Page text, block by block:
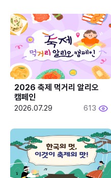
2026 축제 먹거리 알리오
캠페인
2026.07.29 613